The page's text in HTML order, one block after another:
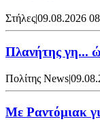
Στήλες|09.08.2026
Πλανήτης γη...
Πολίτης News|
Με Ραντόμιακ